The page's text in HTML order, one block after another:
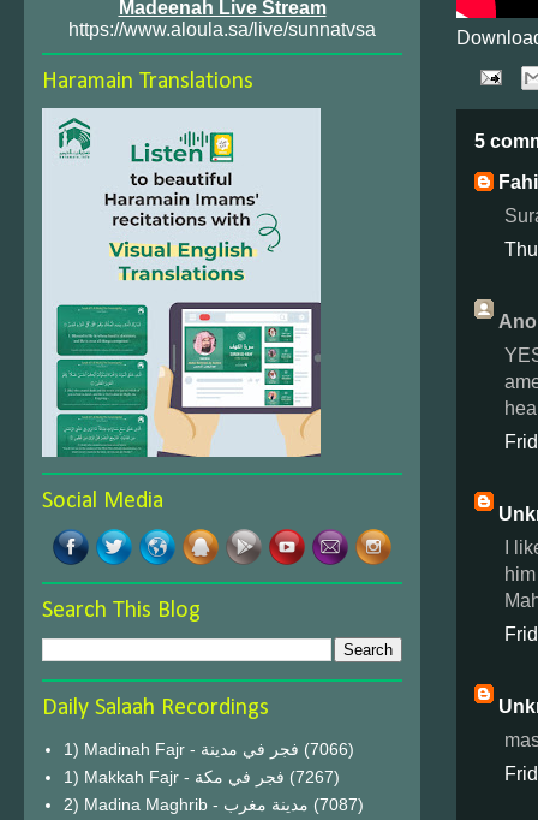
5
I
Madeenah Live Stream
https://www.aloula.sa/live/sunnatvsa
Haramain Translations
Social Media
Search This Blog
Daily Salaah Recordings
1) Madinah Fajr - فجر في مدينة (7066)
1) Makkah Fajr - فجر في مكة (7267)
2) Madina Maghrib - مدينة مغرب (7087)